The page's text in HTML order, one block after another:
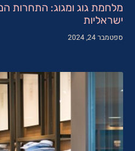
מלחמת גוג ומגוג: התחרות
ישראליות
ספטמבר 24, 2024